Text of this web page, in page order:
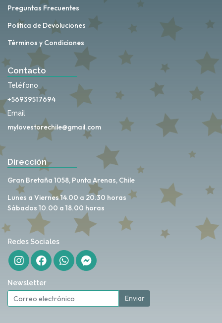
Preguntas Frecuentes
Política de Devoluciones
Términos y Condiciones
Contacto
Teléfono
+56939517694
Email
mylovestorechile@gmail.com
Dirección
Gran Bretaña 1058, Punta Arenas, Chile
Lunes a Viernes 14.00 a 20.30 horas
Sábados 10.00 a 18.00 horas
Redes Sociales
Newsletter
Enviar